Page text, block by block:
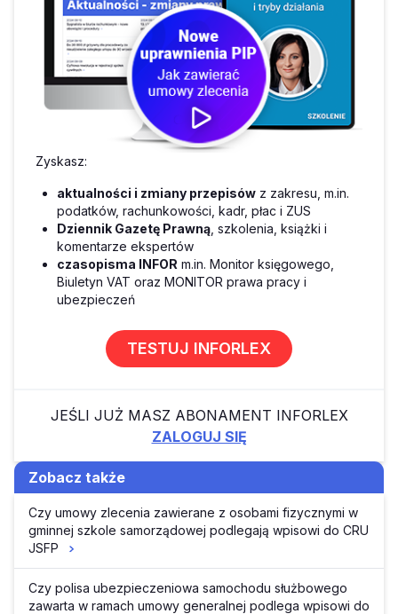
Zyskasz:
aktualności i zmiany przepisów z zakresu, m.in.
podatków, rachunkowości, kadr, płac i ZUS
Dziennik Gazetę Prawną , szkolenia, książki i
komentarze ekspertów
czasopisma INFOR m.in. Monitor księgowego,
Biuletyn VAT oraz MONITOR prawa pracy i
ubezpieczeń
TESTUJ INFORLEX
JEŚLI JUŻ MASZ ABONAMENT INFORLEX
ZALOGUJ SIĘ
Zobacz także
Czy umowy zlecenia zawierane z osobami fizycznymi w
gminnej szkole samorządowej podlegają wpisowi do CRU
JSFP
Czy polisa ubezpieczeniowa samochodu służbowego
zawarta w ramach umowy generalnej podlega wpisowi do